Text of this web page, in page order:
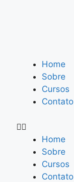
Home
Sobre
Cursos
Contato
Home
Sobre
Cursos
Contato